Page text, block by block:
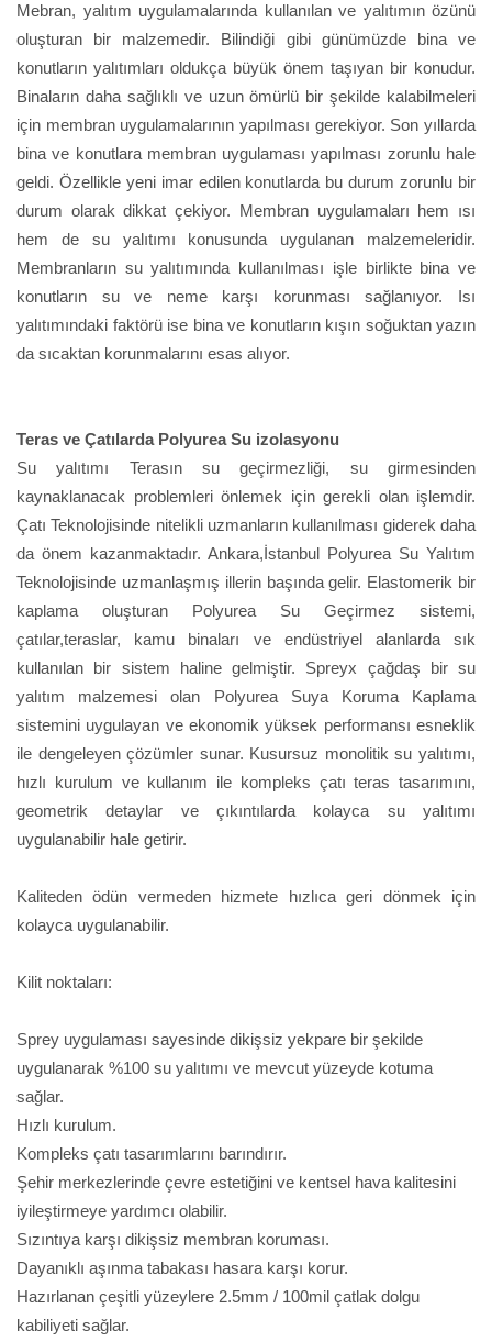
Mebran, yalıtım uygulamalarında kullanılan ve yalıtımın özünü
oluşturan bir malzemedir. Bilindiği gibi günümüzde bina ve
konutların yalıtımları oldukça büyük önem taşıyan bir konudur.
Binaların daha sağlıklı ve uzun ömürlü bir şekilde kalabilmeleri
için membran uygulamalarının yapılması gerekiyor. Son yıllarda
bina ve konutlara membran uygulaması yapılması zorunlu hale
geldi. Özellikle yeni imar edilen konutlarda bu durum zorunlu bir
durum olarak dikkat çekiyor. Membran uygulamaları hem ısı
hem de su yalıtımı konusunda uygulanan malzemeleridir.
Membranların su yalıtımında kullanılması işle birlikte bina ve
konutların su ve neme karşı korunması sağlanıyor. Isı
yalıtımındaki faktörü ise bina ve konutların kışın soğuktan yazın
da sıcaktan korunmalarını esas alıyor.
Teras ve Çatılarda Polyurea Su izolasyonu
Su yalıtımı Terasın su geçirmezliği, su girmesinden
kaynaklanacak problemleri önlemek için gerekli olan işlemdir.
Çatı Teknolojisinde nitelikli uzmanların kullanılması giderek daha
da önem kazanmaktadır. Ankara,İstanbul Polyurea Su Yalıtım
Teknolojisinde uzmanlaşmış illerin başında gelir. Elastomerik bir
kaplama oluşturan Polyurea Su Geçirmez sistemi,
çatılar,teraslar, kamu binaları ve endüstriyel alanlarda sık
kullanılan bir sistem haline gelmiştir. Spreyx çağdaş bir su
yalıtım malzemesi olan Polyurea Suya Koruma Kaplama
sistemini uygulayan ve ekonomik yüksek performansı esneklik
ile dengeleyen çözümler sunar. Kusursuz monolitik su yalıtımı,
hızlı kurulum ve kullanım ile kompleks çatı teras tasarımını,
geometrik detaylar ve çıkıntılarda kolayca su yalıtımı
uygulanabilir hale getirir.
Kaliteden ödün vermeden hizmete hızlıca geri dönmek için
kolayca uygulanabilir.
Kilit noktaları:
Sprey uygulaması sayesinde dikişsiz yekpare bir şekilde
uygulanarak %100 su yalıtımı ve mevcut yüzeyde kotuma
sağlar.
Hızlı kurulum.
Kompleks çatı tasarımlarını barındırır.
Şehir merkezlerinde çevre estetiğini ve kentsel hava kalitesini
iyileştirmeye yardımcı olabilir.
Sızıntıya karşı dikişsiz membran koruması.
Dayanıklı aşınma tabakası hasara karşı korur.
Hazırlanan çeşitli yüzeylere 2.5mm / 100mil çatlak dolgu
kabiliyeti sağlar.